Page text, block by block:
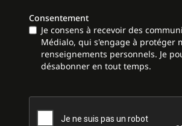
Consentement
Je consens à recevoir des
Médialo, qui s'engage à protéger
renseignements personnels. Je
désabonner en tout temps.
CAPTCHA